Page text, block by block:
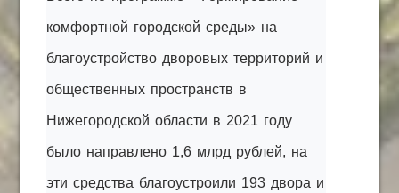
комфортной городской среды» на
благоустройство дворовых территорий и
общественных пространств в
Нижегородской области в 2021 году
было направлено 1,6 млрд рублей, на
эти средства благоустроили 193 двора и